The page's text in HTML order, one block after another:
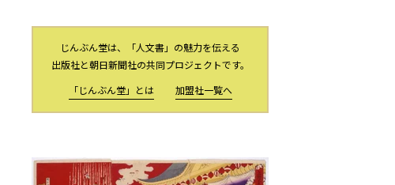
じんぶん堂は、「人文書」の魅力を伝える
出版社と朝日新聞社の共同プロジェクトです。
「じんぶん堂」とは
加盟社一覧へ